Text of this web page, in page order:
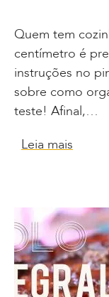
Quem tem
centímetro é
instruções no
sobre como
teste! Afinal,…
Leia mais